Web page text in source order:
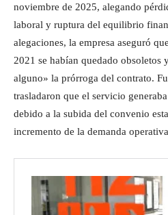
noviembre de 2025, alegando
laboral y ruptura del equilibrio
alegaciones, la empresa aseguró
2021 se habían quedado obsoletos
alguno» la prórroga del contrato.
trasladaron que el servicio
debido a la subida del convenio
incremento de la demanda